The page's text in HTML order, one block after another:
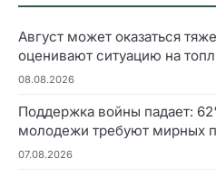
Август может оказаться
оценивают ситуацию на
08.08.2026
Поддержка войны падает:
молодежи требуют мирных
07.08.2026